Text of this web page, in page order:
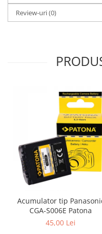
Review-uri(0)
Acumulator tip
CGA-S006E Patona
45,00 Lei